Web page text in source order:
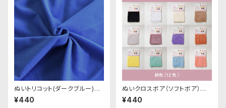
ぬいトリコット(ダークブルー)NL
033 ぬいぐるみ用薄手パイル生
地 20cm
¥440
ぬいクロスボア（ソフトボア）カッ
トクロス各色A（新色）｜清原株
式会社
¥440